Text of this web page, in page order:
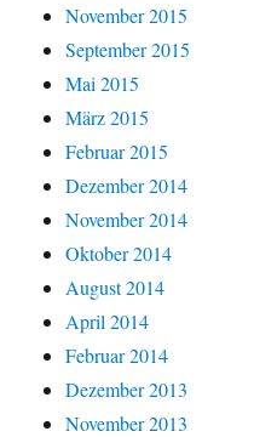
November 2015
September 2015
Mai 2015
März 2015
Februar 2015
Dezember 2014
November 2014
Oktober 2014
August 2014
April 2014
Februar 2014
Dezember 2013
November 2013